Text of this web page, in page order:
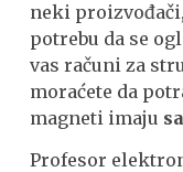
neki
potrebu da se
vas računi za
moraćete da
magneti imaju
Profesor